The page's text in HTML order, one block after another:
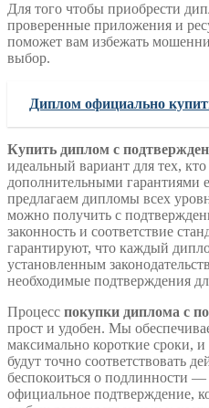
Для того чтобы приобрести
проверенные приложения и
поможет вам избежать
выбор.
Диплом официально
Купить диплом с
идеальный вариант для тех,
дополнительными гарантиями
предлагаем дипломы всех
можно получить с
законность и соответствие
гарантируют, что каждый
установленным
необходимые подтверждения
Процесс покупки диплома с
прост и удобен. Мы
максимально короткие сроки,
будут точно соответствовать
беспокоиться о подлинности
официальное подтверждение,